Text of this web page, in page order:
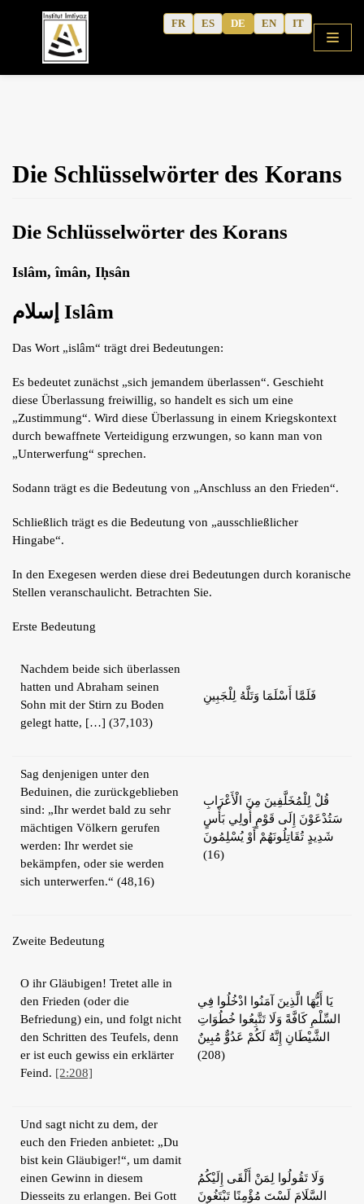
Koranisches Arabisch
Aktivitätshefte
Schriften des Autors
Erfahrungsberichte
Shop
Tafsîr
Artikel
Blog
Die Schlüsselwörter des Korans
Die Schlüsselwörter des Korans
Islâm, îmân, Iḥsân
إسلام Islâm
Das Wort „islâm“ trägt drei Bedeutungen:
Es bedeutet zunächst „sich jemandem überlassen“. Geschieht
diese Überlassung freiwillig, so handelt es sich um eine
„Zustimmung“. Wird diese Überlassung in einem Kriegskontext
durch bewaffnete Verteidigung erzwungen, so kann man von
„Unterwerfung“ sprechen.
Sodann trägt es die Bedeutung von „Anschluss an den Frieden“.
Schließlich trägt es die Bedeutung von „ausschließlicher
Hingabe“.
In den Exegesen werden diese drei Bedeutungen durch koranische
Stellen veranschaulicht. Betrachten Sie.
Erste Bedeutung
Nachdem beide sich überlassen
hatten und Abraham seinen
Sohn mit der Stirn zu Boden
gelegt hatte, […] (37,103)
فَلَمَّا أَسْلَمَا وَتَلَّهُ لِلْجَبِينِ
Sag denjenigen unter den
Beduinen, die zurückgeblieben
sind: „Ihr werdet bald zu sehr
mächtigen Völkern gerufen
werden: Ihr werdet sie
bekämpfen, oder sie werden
sich unterwerfen.“ (48,16)
قُلْ لِلْمُخَلَّفِينَ مِنَ الْأَعْرَابِ
سَتُدْعَوْنَ إِلَى قَوْمٍ أُولِي بَأْسٍ
شَدِيدٍ تُقَاتِلُونَهُمْ أَوْ يُسْلِمُونَ
(16)
Zweite Bedeutung
O ihr Gläubigen! Tretet alle in
den Frieden (oder die
Befriedung) ein, und folgt nicht
den Schritten des Teufels, denn
er ist euch gewiss ein erklärter
Feind. [2:208]
يَا أَيُّهَا الَّذِينَ آمَنُوا ادْخُلُوا فِي
السِّلْمِ كَافَّةً وَلَا تَتَّبِعُوا خُطُوَاتِ
الشَّيْطَانِ إِنَّهُ لَكُمْ عَدُوٌّ مُبِينٌ
(208)
Und sagt nicht zu dem, der
euch den Frieden anbietet: „Du
bist kein Gläubiger!“, um damit
einen Gewinn in diesem
Diesseits zu erlangen. Bei Gott
وَلَا تَقُولُوا لِمَنْ أَلْقَى إِلَيْكُمُ
السَّلَامَ لَسْتَ مُؤْمِنًا تَبْتَغُونَ
FR ES DE EN IT